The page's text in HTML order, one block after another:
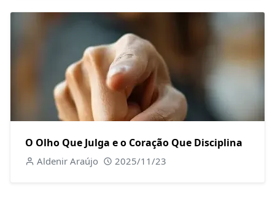
O Olho Que Julga e o Coração Que Disciplina
Aldenir Araújo 2025/11/23